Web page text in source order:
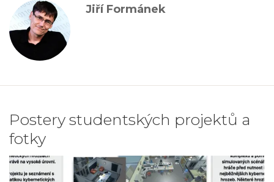
Jiří Formánek
Postery studentských projektů a
fotky